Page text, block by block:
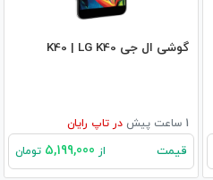
گوشی ال جی K40 | LG K40
1 ساعت پیش در تاپ رایان
قیمت از تومان